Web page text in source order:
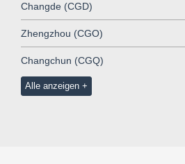
Changde (CGD)
Zhengzhou (CGO)
Changchun (CGQ)
Alle anzeigen